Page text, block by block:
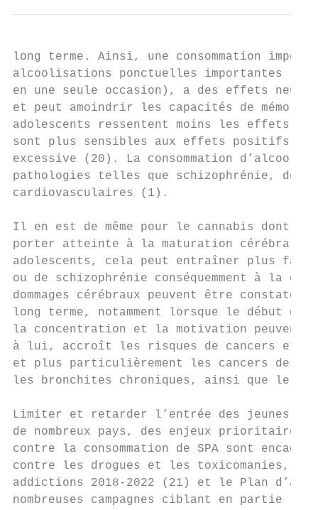
long terme. Ainsi, une consommation
alcoolisations ponctuelles importantes
en une seule occasion), a des effets
et peut amoindrir les capacités de
adolescents ressentent moins les effets
sont plus sensibles aux effets positifs, ce
excessive (20). La consommation d’alcool
pathologies telles que schizophrénie,
cardiovasculaires (1).
Il en est de même pour le cannabis dont la
porter atteinte à la maturation cérébrale.
adolescents, cela peut entraîner plus
ou de schizophrénie conséquemment à la
dommages cérébraux peuvent être
long terme, notamment lorsque le début de
la concentration et la motivation peuvent
à lui, accroît les risques de cancers et
et plus particulièrement les cancers des
les bronchites chroniques, ainsi que le
Limiter et retarder l’entrée des jeunes
de nombreux pays, des enjeux prioritaires
contre la consommation de SPA sont
contre les drogues et les toxicomanies,
addictions 2018-2022 (21) et le Plan
nombreuses campagnes ciblant en partie